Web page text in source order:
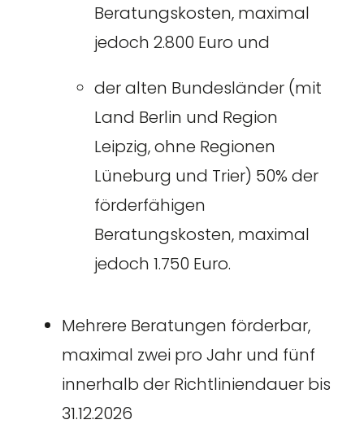
Beratungskosten, maximal
jedoch 2.800 Euro und
der alten Bundesländer (mit
Land Berlin und Region
Leipzig, ohne Regionen
Lüneburg und Trier) 50% der
förderfähigen
Beratungskosten, maximal
jedoch 1.750 Euro.
Mehrere Beratungen förderbar,
maximal zwei pro Jahr und fünf
innerhalb der Richtliniendauer bis
31.12.2026